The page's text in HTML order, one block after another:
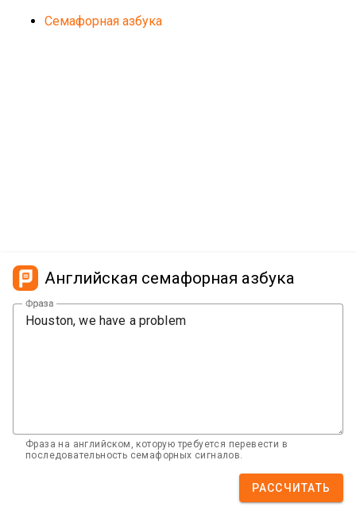
Семафорная азбука
Английская семафорная азбука
Фраза
Фраза на английском, которую требуется перевести в
последовательность семафорных сигналов.
РАССЧИТАТЬ